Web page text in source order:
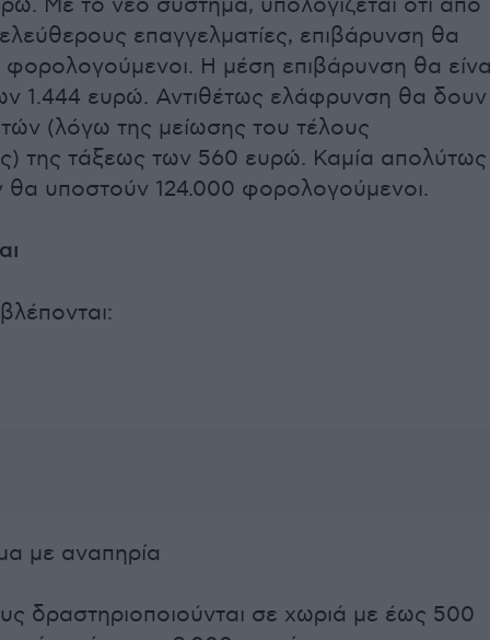
Με το νέο σύστημα, υπολογίζεται ότι από
επαγγελματίες, επιβάρυνση θα
Η μέση επιβάρυνση θα
1.444 ευρώ. Αντιθέτως ελάφρυνση θα δουν
(λόγω της μείωσης του τέλους
της τάξεως των 560 ευρώ. Καμία απολύτως
θα υποστούν 124.000 φορολογούμενοι.
με αναπηρία
δραστηριοποιούνται σε χωριά με έως 500